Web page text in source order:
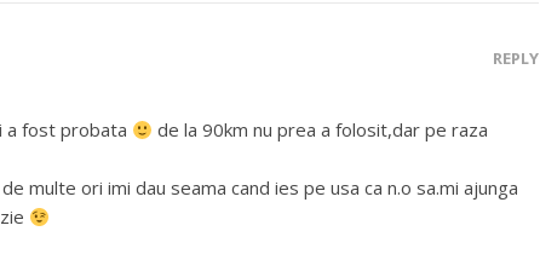
REPLY
a fost probata
de la 90km nu prea a folosit,dar pe raza
multe ori imi dau seama cand ies pe usa ca n.o sa.mi ajunga